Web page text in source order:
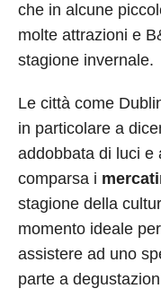
che in alcune
molte attrazioni e
stagione invernale.
Le città come
in particolare a
addobbata di luci e
comparsa i
stagione della
momento ideale
assistere ad uno
parte a